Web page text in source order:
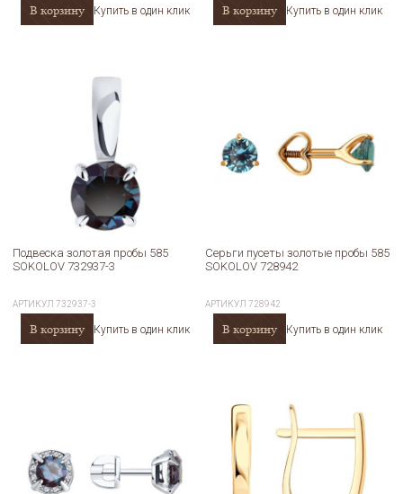
В корзину Купить в один клик В корзину Купить в один клик
Подвеска золотая пробы 585
SOKOLOV 732937-3
АРТИКУЛ732937-3
В корзину Купить в один клик
Серьги пусеты золотые пробы 585
SOKOLOV 728942
АРТИКУЛ728942
В корзину Купить в один клик